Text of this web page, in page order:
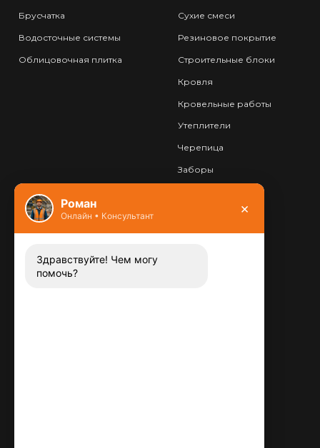
Брусчатка
Водосточные системы
Облицовочная плитка
Сухие смеси
Резиновое покрытие
Строительные блоки
Кровля
Кровельные работы
Утеплители
Черепица
Заборы
Контакты
Заказать звонок
Роман
Онлайн • Консультант ×
Здравствуйте! Чем могу
помочь?